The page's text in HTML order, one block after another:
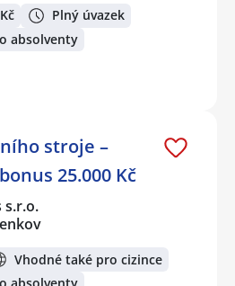
Plný úvazek
absolventy
stroje –
25.000 Kč
s.r.o.
Vhodné také pro cizince